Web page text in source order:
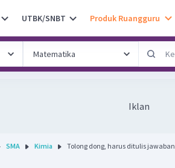
UTBK/SNBT Produk Ruangguru
Iklan
SMA Kimia Tolong dong, harus ditulis